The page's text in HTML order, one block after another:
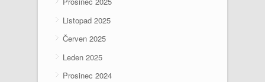
Listopad 2025
Červen 2025
Leden 2025
Prosinec 2024